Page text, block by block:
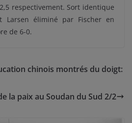
respectivement. Sort identique
Larsen éliminé par Fischer en
de 6-0.
chinois montrés du doigt:
la paix au Soudan du Sud 2/2